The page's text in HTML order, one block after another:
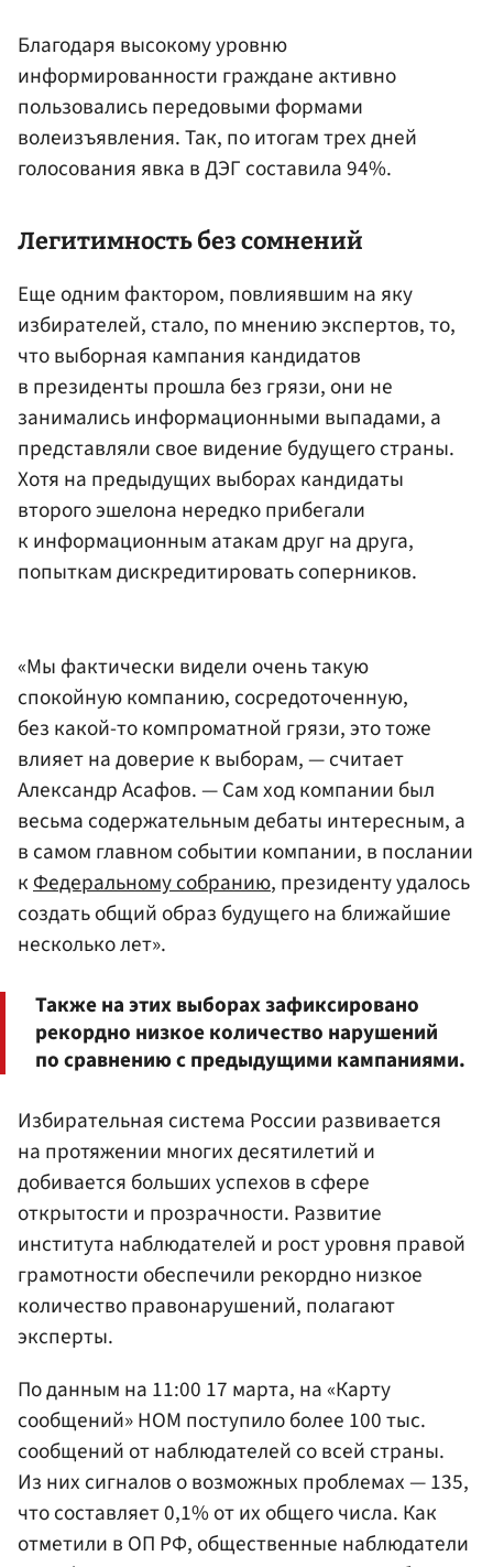
Благодаря высокому уровню
информированности граждане активно
пользовались передовыми формами
волеизъявления. Так, по итогам трех дней
голосования явка в ДЭГ составила 94%.
Легитимность без сомнений
Еще одним фактором, повлиявшим на яку
избирателей, стало, по мнению экспертов, то,
что выборная кампания кандидатов
в президенты прошла без грязи, они не
занимались информационными выпадами, а
представляли свое видение будущего страны.
Хотя на предыдущих выборах кандидаты
второго эшелона нередко прибегали
к информационным атакам друг на друга,
попыткам дискредитировать соперников.
«Мы фактически видели очень такую
спокойную компанию, сосредоточенную,
без какой-то компроматной грязи, это тоже
влияет на доверие к выборам, — считает
Александр Асафов. — Сам ход компании был
весьма содержательным дебаты интересным, а
в самом главном событии компании, в послании
кФедеральному собранию, президенту удалось
создать общий образ будущего на ближайшие
несколько лет».
Также на этих выборах зафиксировано
рекордно низкое количество нарушений
по сравнению с предыдущими кампаниями.
Избирательная система России развивается
на протяжении многих десятилетий и
добивается больших успехов в сфере
открытости и прозрачности. Развитие
института наблюдателей и рост уровня правой
грамотности обеспечили рекордно низкое
количество правонарушений, полагают
эксперты.
По данным на 11:00 17 марта, на «Карту
сообщений» НОМ поступило более 100 тыс.
сообщений от наблюдателей со всей страны.
Из них сигналов о возможных проблемах — 135,
что составляет 0,1% от их общего числа. Как
отметили в ОП РФ, общественные наблюдатели